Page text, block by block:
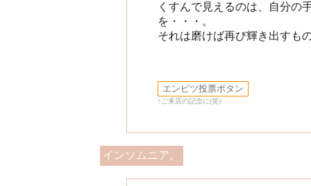
くすんで見えるのは、自分の
を・・・。
それは磨けば再び輝き出すも
↑ご来店の記念に(笑)
インソムニア。